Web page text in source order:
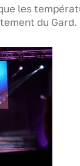
les
du Gard.